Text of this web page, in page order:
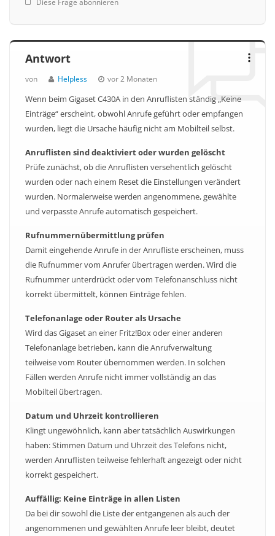
Antwort
von Helpless vor 2 Monaten
Wenn beim Gigaset C430A in den Anruflisten ständig „Keine
Einträge“ erscheint, obwohl Anrufe geführt oder empfangen
wurden, liegt die Ursache häufig nicht am Mobilteil selbst.
Anruflisten sind deaktiviert oder wurden gelöscht
Prüfe zunächst, ob die Anruflisten versehentlich gelöscht
wurden oder nach einem Reset die Einstellungen verändert
wurden. Normalerweise werden angenommene, gewählte
und verpasste Anrufe automatisch gespeichert.
Rufnummernübermittlung prüfen
Damit eingehende Anrufe in der Anrufliste erscheinen, muss
die Rufnummer vom Anrufer übertragen werden. Wird die
Rufnummer unterdrückt oder vom Telefonanschluss nicht
korrekt übermittelt, können Einträge fehlen.
Telefonanlage oder Router als Ursache
Wird das Gigaset an einer Fritz!Box oder einer anderen
Telefonanlage betrieben, kann die Anrufverwaltung
teilweise vom Router übernommen werden. In solchen
Fällen werden Anrufe nicht immer vollständig an das
Mobilteil übertragen.
Datum und Uhrzeit kontrollieren
Klingt ungewöhnlich, kann aber tatsächlich Auswirkungen
haben: Stimmen Datum und Uhrzeit des Telefons nicht,
werden Anruflisten teilweise fehlerhaft angezeigt oder nicht
korrekt gespeichert.
Auffällig: Keine Einträge in allen Listen
Da bei dir sowohl die Liste der entgangenen als auch der
angenommenen und gewählten Anrufe leer bleibt, deutet